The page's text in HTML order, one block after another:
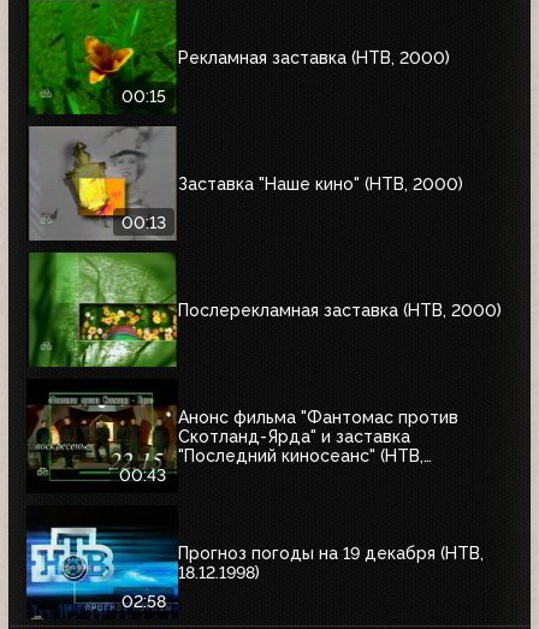
00:15
Рекламная заставка (НТВ, 2000)
00:13
Заставка "Наше кино" (НТВ, 2000)
Послерекламная заставка (НТВ, 2000)
00:43
Анонс фильма "Фантомас против
Скотланд-Ярда" и заставка
"Последний киносеанс" (НТВ,
02:58
Прогноз погоды на 19 декабря (НТВ,
18.12.1998)